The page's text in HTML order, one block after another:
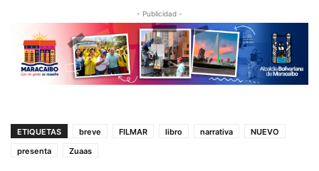
- Publicidad -
ETIQUETAS breve FILMAR libro narrativa
NUEVO
presenta
Zuaas